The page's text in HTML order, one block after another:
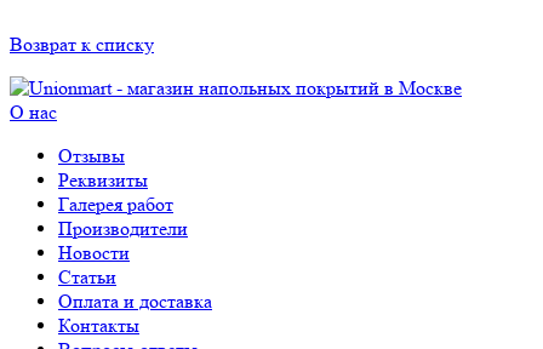
Возврат к списку
О нас
Отзывы
Реквизиты
Галерея работ
Производители
Новости
Статьи
Оплата и доставка
Контакты